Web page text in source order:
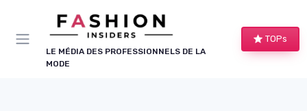
LE MÉDIA DES PROFESSIONNELS DE LA
MODE
TOPs